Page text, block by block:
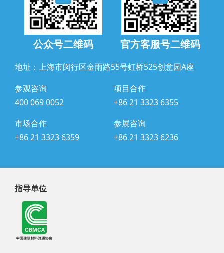
公众号二维码 官方客服号二维码
地址：上海市闵行区金雨路55号虹桥525创意园A座
参观咨询
400 069 0052
项目合作
+86 21 3323 6355
市场合作
+86 21 3323 6359
参展咨询
+86 21 3323 6236
指导单位